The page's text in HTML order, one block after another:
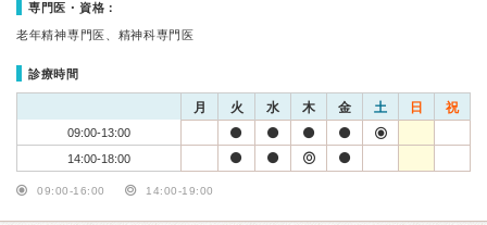
専門医・資格：
老年精神専門医、精神科専門医
診療時間
月 火 水 木 金 土 日 祝
09:00-13:00
14:00-18:00
09:00-16:00 14:00-19:00